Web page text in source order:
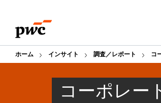
content
footer
ホーム インサイト 調査／レポート コ
コーポレー